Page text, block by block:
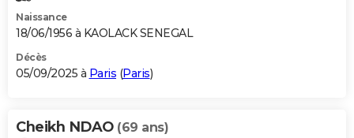
Naissance
18/06/1956 à KAOLACK SENEGAL
Décès
05/09/2025 à Paris (Paris)
Cheikh NDAO (69 ans)